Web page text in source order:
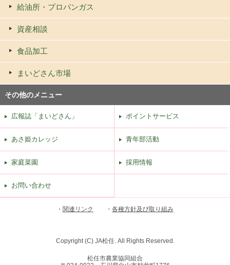
給油所・プロパンガス
資産相談
食品加工
まいどさん市場
その他のメニュー
広報誌「まいどさん」 ポイントサービス
あさ姫カレッジ 青年部活動
家庭菜園 採用情報
お問い合わせ
・ 関連リンク ・ 各種方針及び取り組み
Copyright (C) JA松任. All Rights Reserved.
松任市農業協同組合